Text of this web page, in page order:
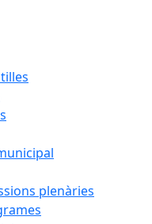
plenàries